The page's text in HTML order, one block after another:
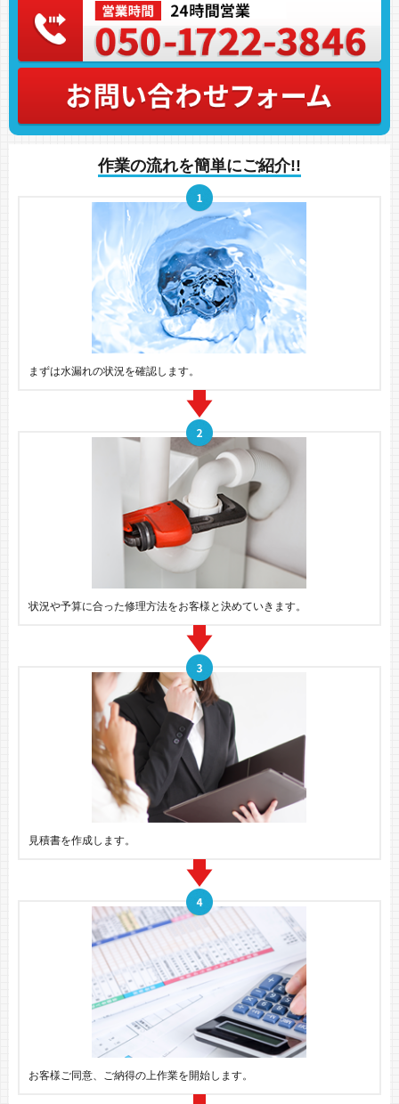
作業の流れを簡単にご紹介!!
まずは水漏れの状況を確認します。
状況や予算に合った修理方法をお客様と決めていきます。
見積書を作成します。
お客様ご同意、ご納得の上作業を開始します。